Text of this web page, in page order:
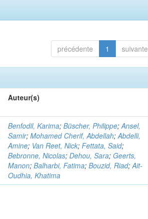
précédente 1 suivante
Auteur(s)
Benfodil, Karima;Büscher, Philippe;Ansel,
Samir;Mohamed Cherif, Abdellah;Abdelli,
Amine; Van Reet, Nick;Fettata, Said;
Bebronne, Nicolas;Dehou, Sara; Geerts,
Manon;Balharbi, Fatima;Bouzid, Riad;Ait-
Oudhia, Khatima